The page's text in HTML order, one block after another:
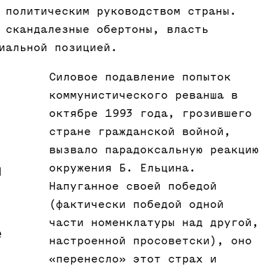
руководством страны.
обертоны, власть
позицией.
Силовое подавление попыток
коммунистического реванша в
октябре 1993 года, грозившего
стране гражданской войной,
вызвало парадоксальную реакцию
окружения Б. Ельцина.
Напуганное своей победой
(фактически победой одной
части номенклатуры над другой,
настроенной просоветски), оно
«перенесло» этот страх и